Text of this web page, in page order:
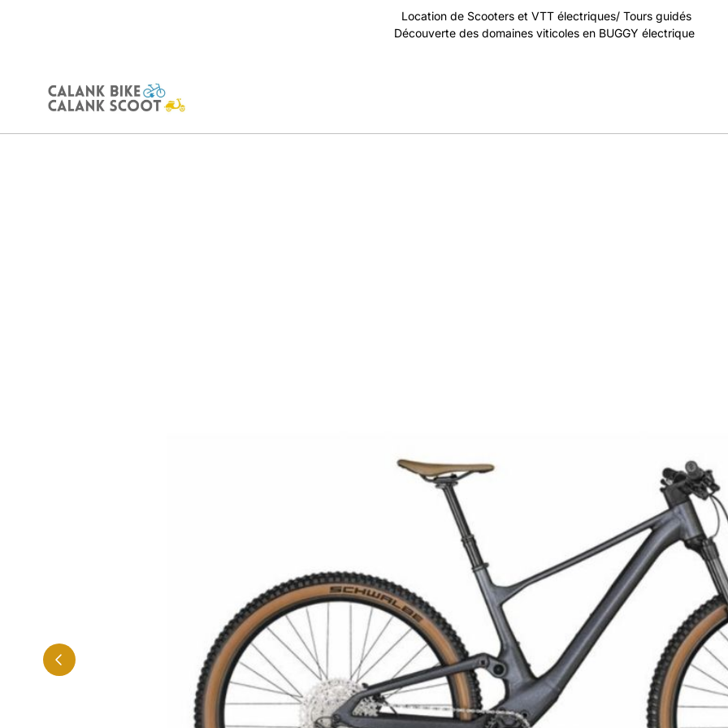
Location de Scooters et VTT électriques/ Tours guidés
Découverte des domaines viticoles en BUGGY électrique